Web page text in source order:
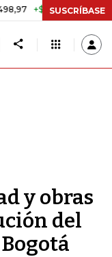
+2,19%
SUSCRÍBASE
y obras
del